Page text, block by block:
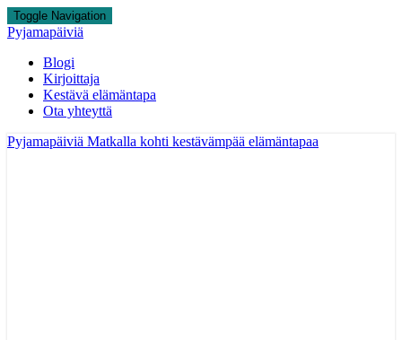
Toggle Navigation
Pyjamapäiviä
Blogi
Kirjoittaja
Kestävä elämäntapa
Ota yhteyttä
Pyjamapäiviä Matkalla kohti kestävämpää elämäntapaa